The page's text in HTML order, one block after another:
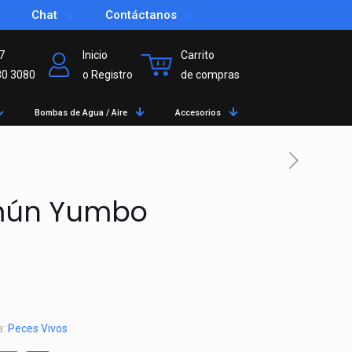
Chat Contáctanos
3080
Inicio
o Registro
Carrito
de compras
Bombas de Agua / Aire Accesorios
Yumbo
Peces Vivos